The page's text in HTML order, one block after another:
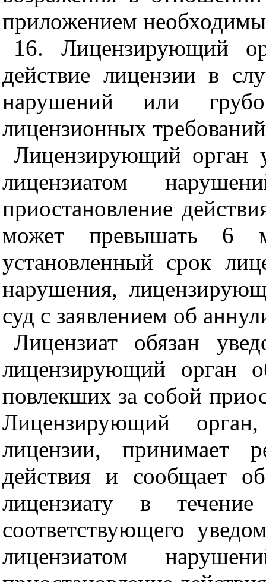
приложением
16. Лицензирующий
действие лицензии в
нарушений или
лицензионных
Лицензирующий орган
лицензиатом
приостановление
может превышать 6
установленный срок
нарушения,
суд с заявлением об
Лицензиат обязан
лицензирующий орган
повлекших за собой
Лицензирующий
лицензии, принимает
действия и сообщает
лицензиату в
соответствующего
лицензиатом